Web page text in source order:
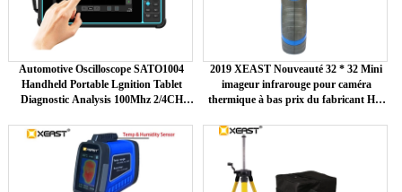
Automotive Oscilloscope SATO1004
Handheld Portable Lgnition Tablet
Diagnostic Analysis 100Mhz 2/4CH
2019 XEAST Nouveauté 32 * 32 Mini
imageur infrarouge pour caméra
thermique à bas prix du fabricant HT-